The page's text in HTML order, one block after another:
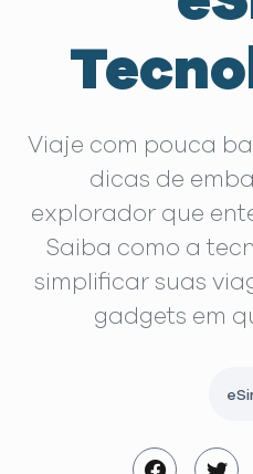
Viaje com pouca
dicas de
explorador que
Saiba como a
simplificar suas
gadgets em